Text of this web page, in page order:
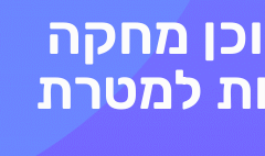
מחקה
למטרת